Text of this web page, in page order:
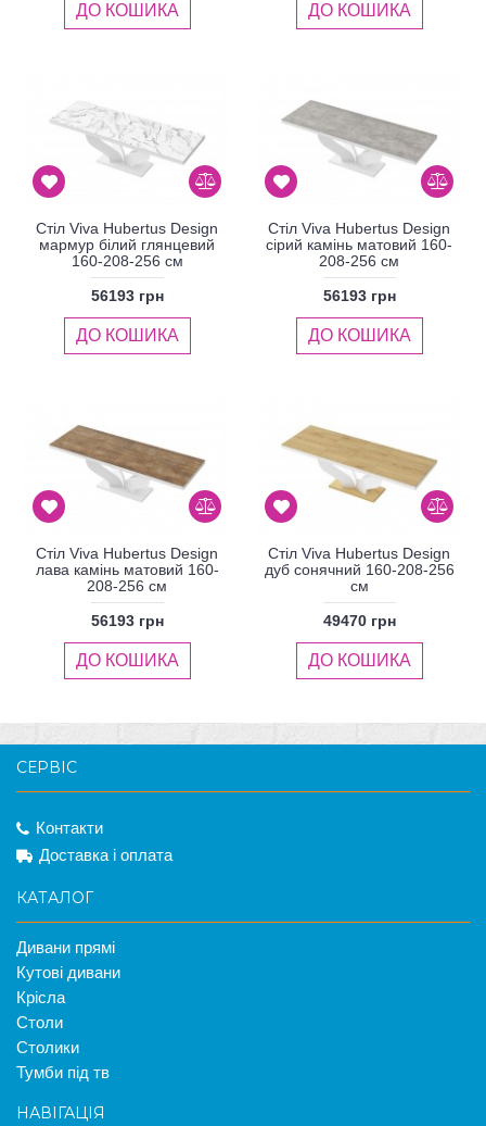
ДО КОШИКА ДО КОШИКА
Стіл Viva Hubertus Design
мармур білий глянцевий
160-208-256 см
56193 грн
ДО КОШИКА
Стіл Viva Hubertus Design
сірий камінь матовий 160-
208-256 см
56193 грн
ДО КОШИКА
Стіл Viva Hubertus Design
лава камінь матовий 160-
208-256 см
56193 грн
ДО КОШИКА
Стіл Viva Hubertus Design
дуб сонячний 160-208-256
см
49470 грн
ДО КОШИКА
СЕРВІС
Контакти
Доставка і оплата
КАТАЛОГ
Дивани прямі
Кутові дивани
Крісла
Столи
Столики
Тумби під тв
НАВІГАЦІЯ